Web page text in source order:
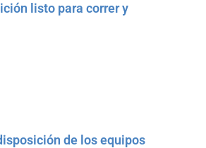
listo para correr y
de los equipos